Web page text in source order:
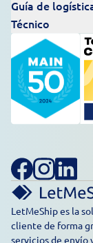
Guía de
Técnico
LetMeShip es la
cliente de forma
servicios de envío